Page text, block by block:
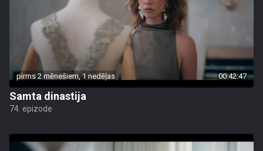
pirms 2 mēnešiem, 1 nedēļas 00:42:47
Samta dinastija
74. epizode